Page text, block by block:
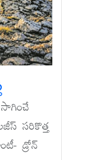
సరికొత్త
డ్రోన్‌